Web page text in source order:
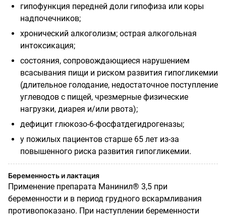
гипофункция передней доли гипофиза или коры
надпочечников;
хронический алкоголизм; острая алкогольная
интоксикация;
состояния, сопровождающиеся нарушением
всасывания пищи и риском развития гипогликемии
(длительное голодание, недостаточное поступление
углеводов с пищей, чрезмерные физические
нагрузки, диарея и/или рвота);
дефицит глюкозо-6-фосфатдегидрогеназы;
у пожилых пациентов старше 65 лет из-за
повышенного риска развития гипогликемии.
Беременность и лактация
Применение препарата Манинил® 3,5 при
беременности и в период грудного вскармливания
противопоказано. При наступлении беременности